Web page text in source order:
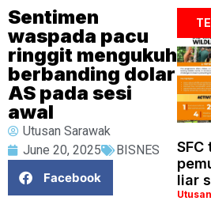
Sentimen
waspada pacu
ringgit mengukuh
berbanding dolar
AS pada sesi
awal
Utusan Sarawak
June 20, 2025
BISNES
Facebook
liar